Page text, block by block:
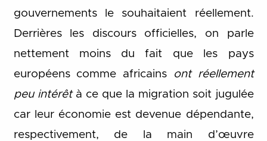
gouvernements le souhaitaient réellement.
Derrières les discours officielles, on parle
nettement moins du fait que les pays
européens comme africains
ont réellement
peu intérêt à ce que la migration soit jugulée
car leur économie est devenue dépendante,
respectivement, de la main d’œuvre